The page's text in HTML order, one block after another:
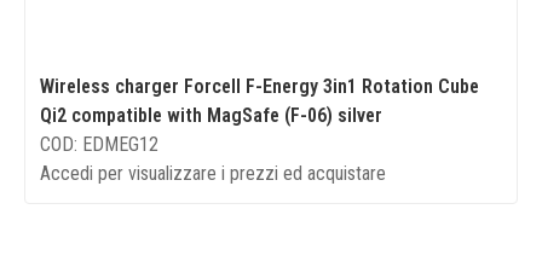
Wireless charger Forcell F-Energy 3in1 Rotation Cube
Qi2 compatible with MagSafe (F-06) silver
COD: EDMEG12
Accedi per visualizzare i prezzi ed acquistare